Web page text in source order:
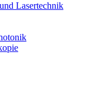
Lasertechnik